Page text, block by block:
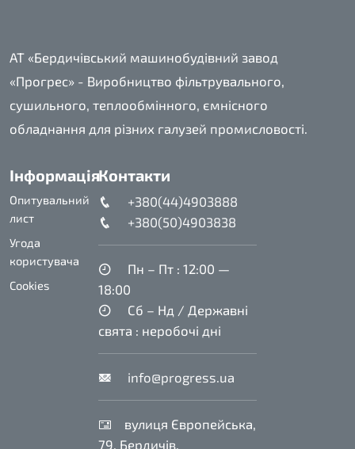
АТ «Бердичівський машинобудівний завод
«Прогрес» - Виробництво фільтрувального,
сушильного, теплообмінного, ємнісного
обладнання для різних галузей промисловості.
Інформація
Опитувальний
лист
Угода
користувача
Cookies
Контакти
+380(44)4903888
+380(50)4903838
Пн – Пт : 12:00 —
18:00
Сб – Нд / Державні
свята : неробочі дні
info@progress.ua
вулиця Європейська,
79, Бердичів,